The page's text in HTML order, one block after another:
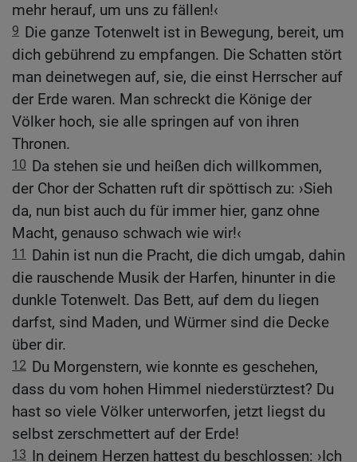
mehr herauf, um uns zu fällen!‹
9 Die ganze Totenwelt ist in Bewegung, bereit, um
dich gebührend zu empfangen. Die Schatten stört
man deinetwegen auf, sie, die einst Herrscher auf
der Erde waren. Man schreckt die Könige der
Völker hoch, sie alle springen auf von ihren
Thronen.
10 Da stehen sie und heißen dich willkommen,
der Chor der Schatten ruft dir spöttisch zu: ›Sieh
da, nun bist auch du für immer hier, ganz ohne
Macht, genauso schwach wie wir!‹
11
Dahin ist nun die Pracht, die dich umgab, dahin
die rauschende Musik der Harfen, hinunter in die
dunkle Totenwelt. Das Bett, auf dem du liegen
darfst, sind Maden, und Würmer sind die Decke
über dir.
12 Du Morgenstern, wie konnte es geschehen,
dass du vom hohen Himmel niederstürztest? Du
hast so viele Völker unterworfen, jetzt liegst du
selbst zerschmettert auf der Erde!
13 In deinem Herzen hattest du beschlossen: ›Ich